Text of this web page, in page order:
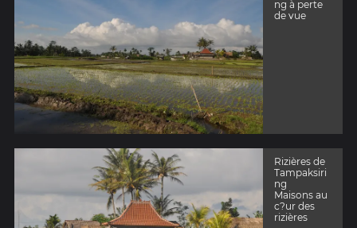
ng à perte
de vue
Rizières de
Tampaksiri
ng
Maisons au
c?ur des
rizières